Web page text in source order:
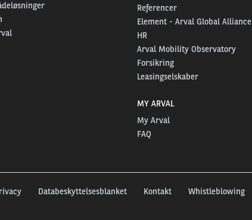
Referencer
Element - Arval Global Alliance
HR
Arval Mobility Observatory
Forsikring
Leasingselskaber
MY ARVAL
My Arval
FAQ
Databeskyttelsesblanket Kontakt
Whistleblowing